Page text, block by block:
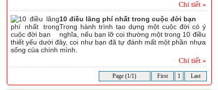
Chi tiết »
10 điều lãng phí nhất trong cuộc đời bạn
Trong hành trình tạo dựng một cuộc đời có ý
nghĩa, nếu bạn lỡ coi thường một trong 10 điều
thiết yếu dưới đây, coi như bạn đã tự đánh mất một phần nhựa
sống của chính mình.
Chi tiết »
Page (1/1) First 1 Last